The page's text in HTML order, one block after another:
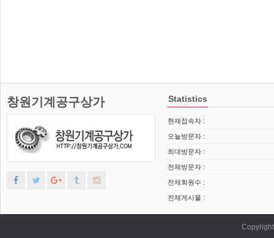
창원기계공구상가 Statistics
현재접속자 :
오늘방문자 :
최대방문자 :
전체방문자 :
전체회원수 :
전체게시물 :